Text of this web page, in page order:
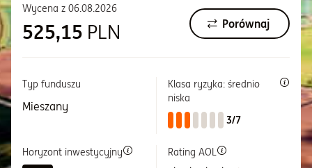
Centrum pomocy
Informacje i dokumenty
Wycena z 06.08.2026
525,15 PLN Porównaj
Typ funduszu
Mieszany
Klasa ryzyka: średnio
niska
3/7
Horyzont inwestycyjny
Rating AOL